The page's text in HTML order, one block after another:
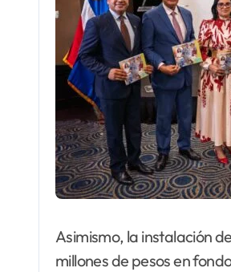
Asimismo, la instalación
millones de pesos en